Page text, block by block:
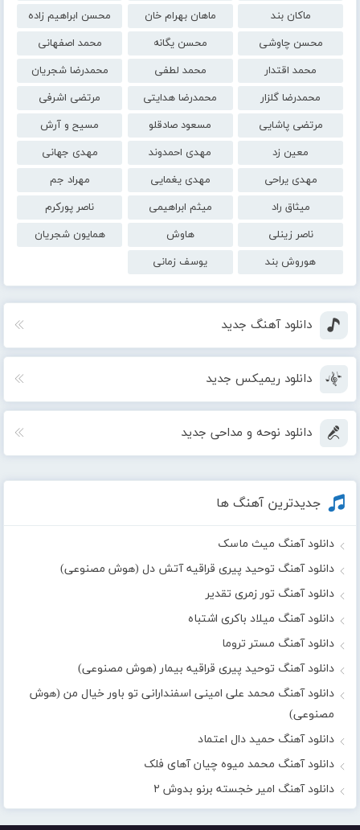
ماکان بند
ماهان بهرام خان
محسن ابراهیم زاده
محسن چاوشی
محسن یگانه
محمد اصفهانی
محمد اقتدار
محمد لطفی
محمدرضا شجریان
محمدرضا گلزار
محمدرضا هدایتی
مرتضی اشرفی
مرتضی پاشایی
مسعود صادقلو
مسیح و آرش
معین زد
مهدی احمدوند
مهدی جهانی
مهدی یراحی
مهدی یغمایی
مهراد جم
میثاق راد
میثم ابراهیمی
ناصر پورکرم
ناصر زینلی
هاوش
همایون شجریان
هوروش بند
یوسف زمانی
دانلود آهنگ جدید
دانلود ریمیکس جدید
دانلود نوحه و مداحی جدید
جدیدترین آهنگ ها
دانلود آهنگ میث ماسک
دانلود آهنگ توحید پیری قراقیه آتش دل (هوش مصنوعی)
دانلود آهنگ تور زمری تقدیر
دانلود آهنگ میلاد باکری اشتباه
دانلود آهنگ مستر تروما
دانلود آهنگ توحید پیری قراقیه بیمار (هوش مصنوعی)
دانلود آهنگ محمد علی امینی اسفندارانی تو باور خیال من (هوش
مصنوعی)
دانلود آهنگ حمید دال اعتماد
دانلود آهنگ محمد میوه چیان آهای فلک
دانلود آهنگ امیر خجسته برنو بدوش ۲